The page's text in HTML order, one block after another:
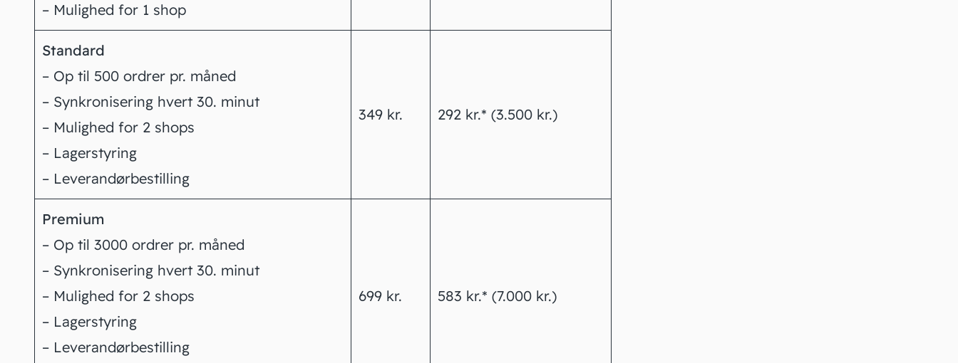
– Mulighed for 1 shop
Standard
– Op til 500 ordrer pr. måned
– Synkronisering hvert 30. minut
– Mulighed for 2 shops
– Lagerstyring
– Leverandørbestilling
349 kr. 292 kr.* (3.500 kr.)
Premium
– Op til 3000 ordrer pr. måned
– Synkronisering hvert 30. minut
– Mulighed for 2 shops
– Lagerstyring
– Leverandørbestilling
699 kr. 583 kr.* (7.000 kr.)